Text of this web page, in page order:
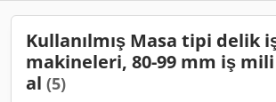
Kullanılmış Masa tipi delik
makineleri, 80-99 mm iş mili
al (5)